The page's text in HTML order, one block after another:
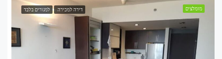
מומלצים דירה למכירה למגורים בלבד